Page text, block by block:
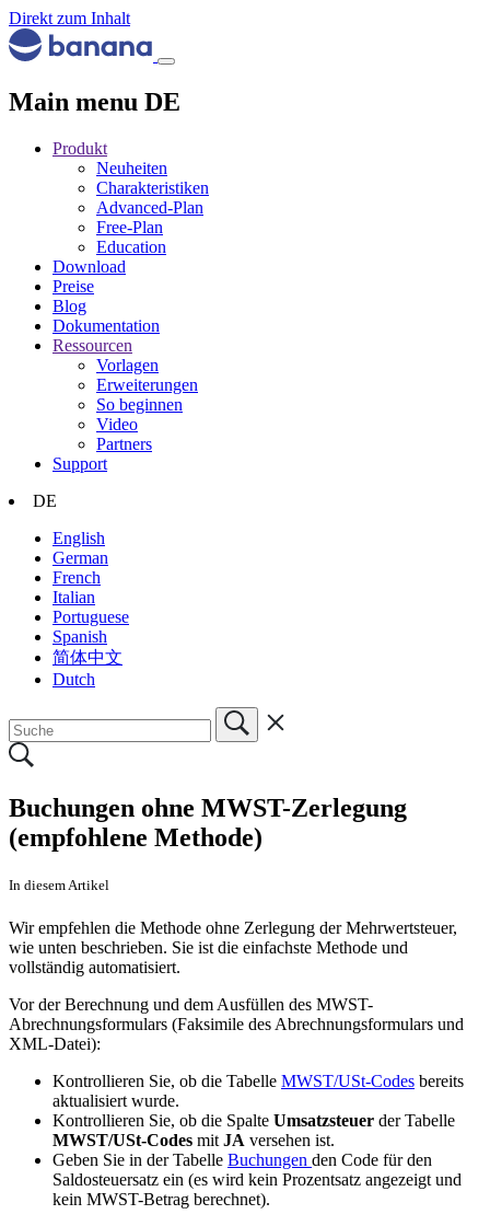
Direkt zum Inhalt
Main menu DE
Produkt
Neuheiten
Charakteristiken
Advanced-Plan
Free-Plan
Education
Download
Preise
Blog
Dokumentation
Ressourcen
Vorlagen
Erweiterungen
So beginnen
Video
Partners
Support
DE
English
German
French
Italian
Portuguese
Spanish
简体中文
Dutch
Buchungen ohne MWST-Zerlegung
(empfohlene Methode)
In diesem Artikel
Wir empfehlen die Methode ohne Zerlegung der Mehrwertsteuer,
wie unten beschrieben. Sie ist die einfachste Methode und
vollständig automatisiert.
Vor der Berechnung und dem Ausfüllen des MWST-
Abrechnungsformulars (Faksimile des Abrechnungsformulars und
XML-Datei):
Kontrollieren Sie, ob die Tabelle MWST/USt-Codes bereits
aktualisiert wurde.
Kontrollieren Sie, ob die Spalte Umsatzsteuer der Tabelle
MWST/USt-Codes mit JA versehen ist.
Geben Sie in der Tabelle Buchungen den Code für den
Saldosteuersatz ein (es wird kein Prozentsatz angezeigt und
kein MWST-Betrag berechnet).